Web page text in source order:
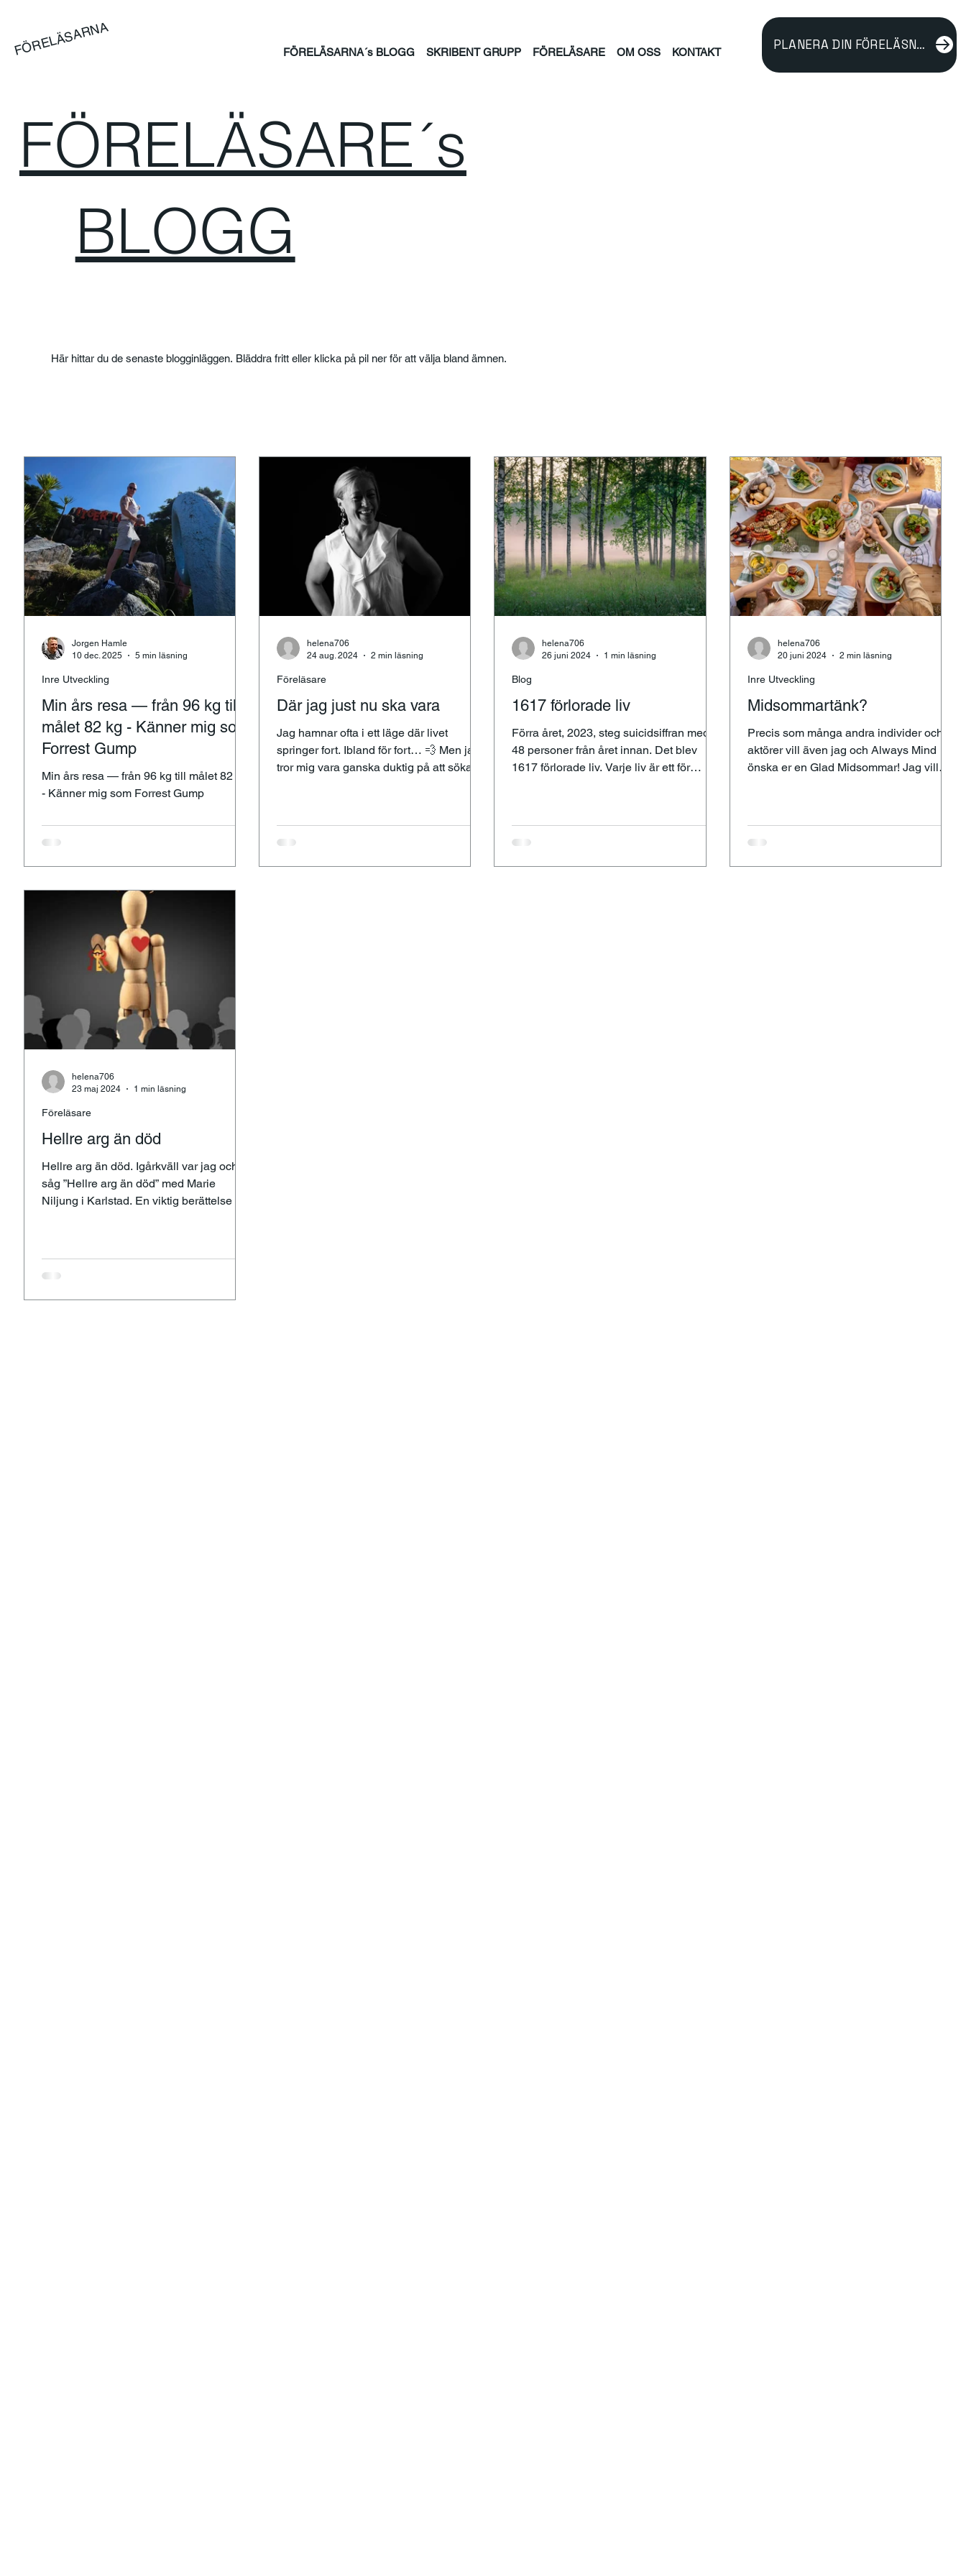
FÖRELÄSARNA FÖRELÄSARNA´s BLOGG SKRIBENT GRUPP FÖRELÄSARE OM OSS KONTAKT PLANERA DIN FÖRELÄSNING
FÖRELÄSARE´s
BLOGG
Här hittar du de senaste blogginläggen. Bläddra fritt eller klicka på pil ner för att välja bland ämnen.
Min års resa — från 96 kg till
målet 82 kg - Känner mig som
Forrest Gump
Min års resa — från 96 kg till målet 82 kg
- Känner mig som Forrest Gump
Inre Utveckling
Jorgen Hamle
10 dec. 2025
5 min läsning
Där jag just nu ska vara
Jag hamnar ofta i ett läge där livet
springer fort. Ibland för fort… 💨 Men jag
tror mig vara ganska duktig på att söka
Föreläsare
helena706
24 aug. 2024
2 min läsning
1617 förlorade liv
Förra året, 2023, steg suicidsiffran med
48 personer från året innan. Det blev
1617 förlorade liv. Varje liv är ett för
Blog
helena706
26 juni 2024
1 min läsning
Midsommartänk?
Precis som många andra individer och
aktörer vill även jag och Always Mind
önska er en Glad Midsommar! Jag vill
Inre Utveckling
helena706
20 juni 2024
2 min läsning
Hellre arg än död
Hellre arg än död. Igårkväll var jag och
såg ”Hellre arg än död” med Marie
Niljung i Karlstad. En viktig berättelse om
Föreläsare
helena706
23 maj 2024
1 min läsning